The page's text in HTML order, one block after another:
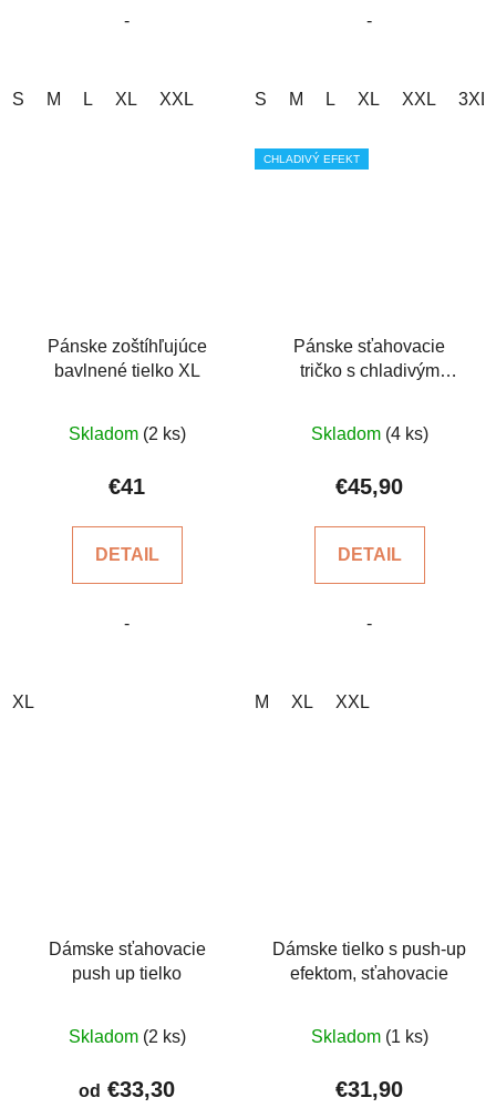
hviezdičiek.
-
S M L XL XXL
hviezdičiek.
-
S M L XL XXL 3XL
Pánske zoštíhľujúce
bavlnené tielko XL
Skladom (2 ks)
€41
DETAIL
-
XL
CHLADIVÝ EFEKT
Pánske sťahovacie
tričko s chladivým
hodnotenie
produktu
z
hviezdičiek.
Skladom (4 ks)
€45,90
DETAIL
-
M XL XXL
Dámske sťahovacie
push up tielko
hodnotenie
produktu
Skladom (2 ks)
od €33,30
Dámske tielko s push-up
efektom, sťahovacie
hodnotenie
produktu
Skladom (1 ks)
€31,90